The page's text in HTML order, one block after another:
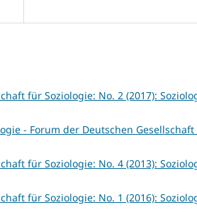
für Soziologie: No. 2 (2017):
- Forum der Deutschen
für Soziologie: No. 4 (2013):
für Soziologie: No. 1 (2016):